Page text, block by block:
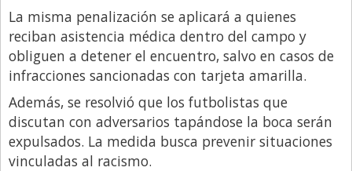
La misma penalización se aplicará a quienes
reciban asistencia médica dentro del campo y
obliguen a detener el encuentro, salvo en casos de
infracciones sancionadas con tarjeta amarilla.
Además, se resolvió que los futbolistas que
discutan con adversarios tapándose la boca serán
expulsados. La medida busca prevenir situaciones
vinculadas al racismo.